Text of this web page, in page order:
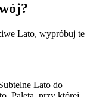
Lato, wypróbuj te
Lato do